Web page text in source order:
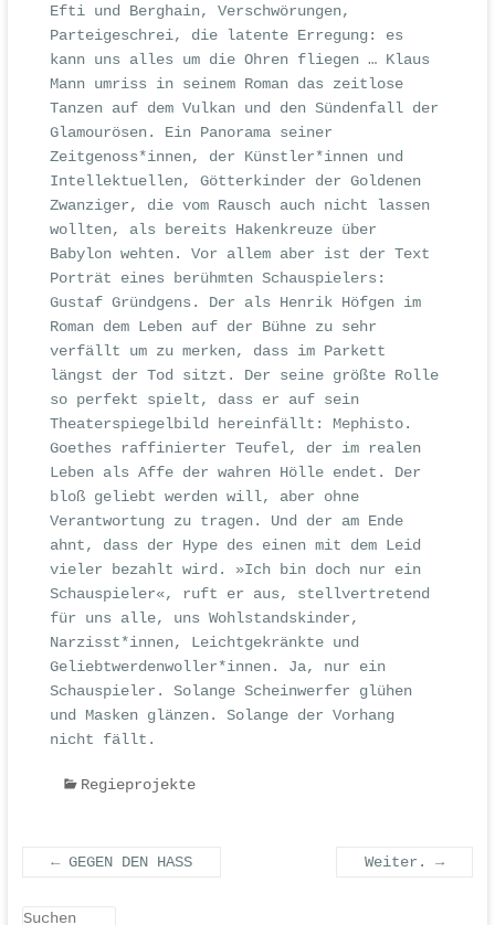
Efti und Berghain, Verschwörungen,
Parteigeschrei, die latente Erregung: es
kann uns alles um die Ohren fliegen … Klaus
Mann umriss in seinem Roman das zeitlose
Tanzen auf dem Vulkan und den Sündenfall der
Glamourösen. Ein Panorama seiner
Zeitgenoss*innen, der Künstler*innen und
Intellektuellen, Götterkinder der Goldenen
Zwanziger, die vom Rausch auch nicht lassen
wollten, als bereits Hakenkreuze über
Babylon wehten. Vor allem aber ist der Text
Porträt eines berühmten Schauspielers:
Gustaf Gründgens. Der als Henrik Höfgen im
Roman dem Leben auf der Bühne zu sehr
verfällt um zu merken, dass im Parkett
längst der Tod sitzt. Der seine größte Rolle
so perfekt spielt, dass er auf sein
Theaterspiegelbild hereinfällt: Mephisto.
Goethes raffinierter Teufel, der im realen
Leben als Affe der wahren Hölle endet. Der
bloß geliebt werden will, aber ohne
Verantwortung zu tragen. Und der am Ende
ahnt, dass der Hype des einen mit dem Leid
vieler bezahlt wird. »Ich bin doch nur ein
Schauspieler«, ruft er aus, stellvertretend
für uns alle, uns Wohlstandskinder,
Narzisst*innen, Leichtgekränkte und
Geliebtwerdenwoller*innen. Ja, nur ein
Schauspieler. Solange Scheinwerfer glühen
und Masken glänzen. Solange der Vorhang
nicht fällt.
Regieprojekte
←GEGEN DEN HASS Weiter.→